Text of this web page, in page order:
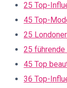
25 Top-
45 Top-
25
25
45 Top
36 Top-